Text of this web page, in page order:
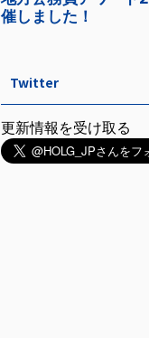
Twitter
更新情報を受け取る